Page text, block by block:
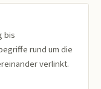
bis
rund um die
verlinkt.